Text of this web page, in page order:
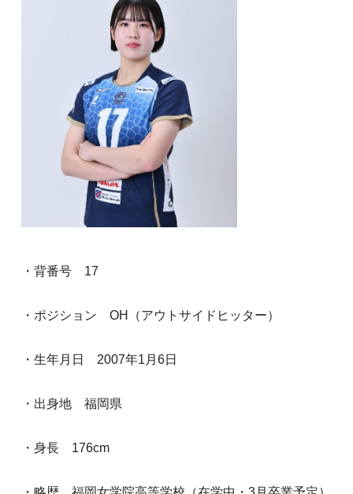
・背番号 17
・ポジション OH（アウトサイドヒッター）
・生年月日 2007年1月6日
・出身地 福岡県
・身長 176cm